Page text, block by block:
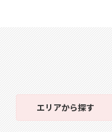
エリアから探す